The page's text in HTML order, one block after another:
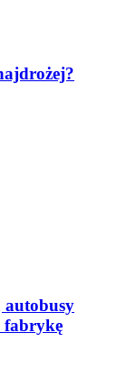
autobusy
fabrykę